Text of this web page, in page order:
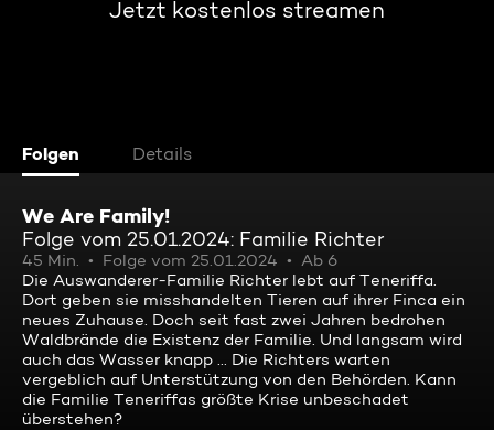
Jetzt kostenlos streamen
Folgen Details
We Are Family!
Folge vom 25.01.2024: Familie Richter
45 Min. Folge vom 25.01.2024
Ab 6
Die Auswanderer-Familie Richter lebt auf Teneriffa.
Dort geben sie misshandelten Tieren auf ihrer Finca ein
neues Zuhause. Doch seit fast zwei Jahren bedrohen
Waldbrände die Existenz der Familie. Und langsam wird
auch das Wasser knapp ... Die Richters warten
vergeblich auf Unterstützung von den Behörden. Kann
die Familie Teneriffas größte Krise unbeschadet
überstehen?